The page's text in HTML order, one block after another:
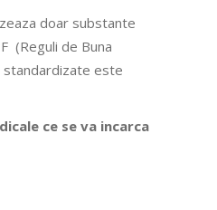
doar substante
(Reguli de Buna
standardizate este
ce se va incarca